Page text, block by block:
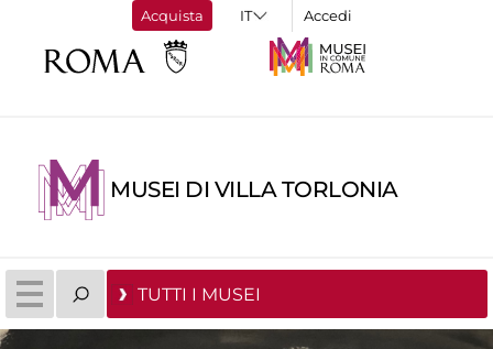
Acquista Accedi
MUSEI DI VILLA TORLONIA
TUTTI I MUSEI